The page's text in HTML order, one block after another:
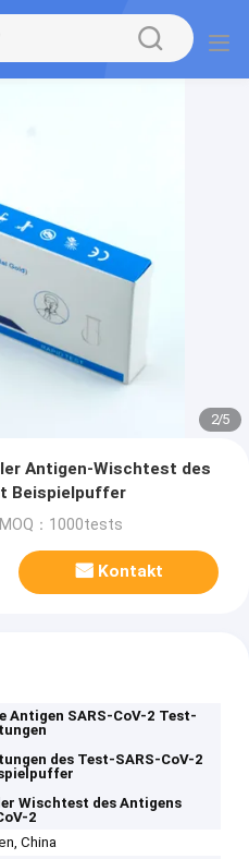
2/5
Antigen-Wischtest des
Beispielpuffer
MOQ：1000tests
Kontakt
Antigen SARS-CoV-2 Test-
des Test-SARS-CoV-2
Wischtest des Antigens
2
China